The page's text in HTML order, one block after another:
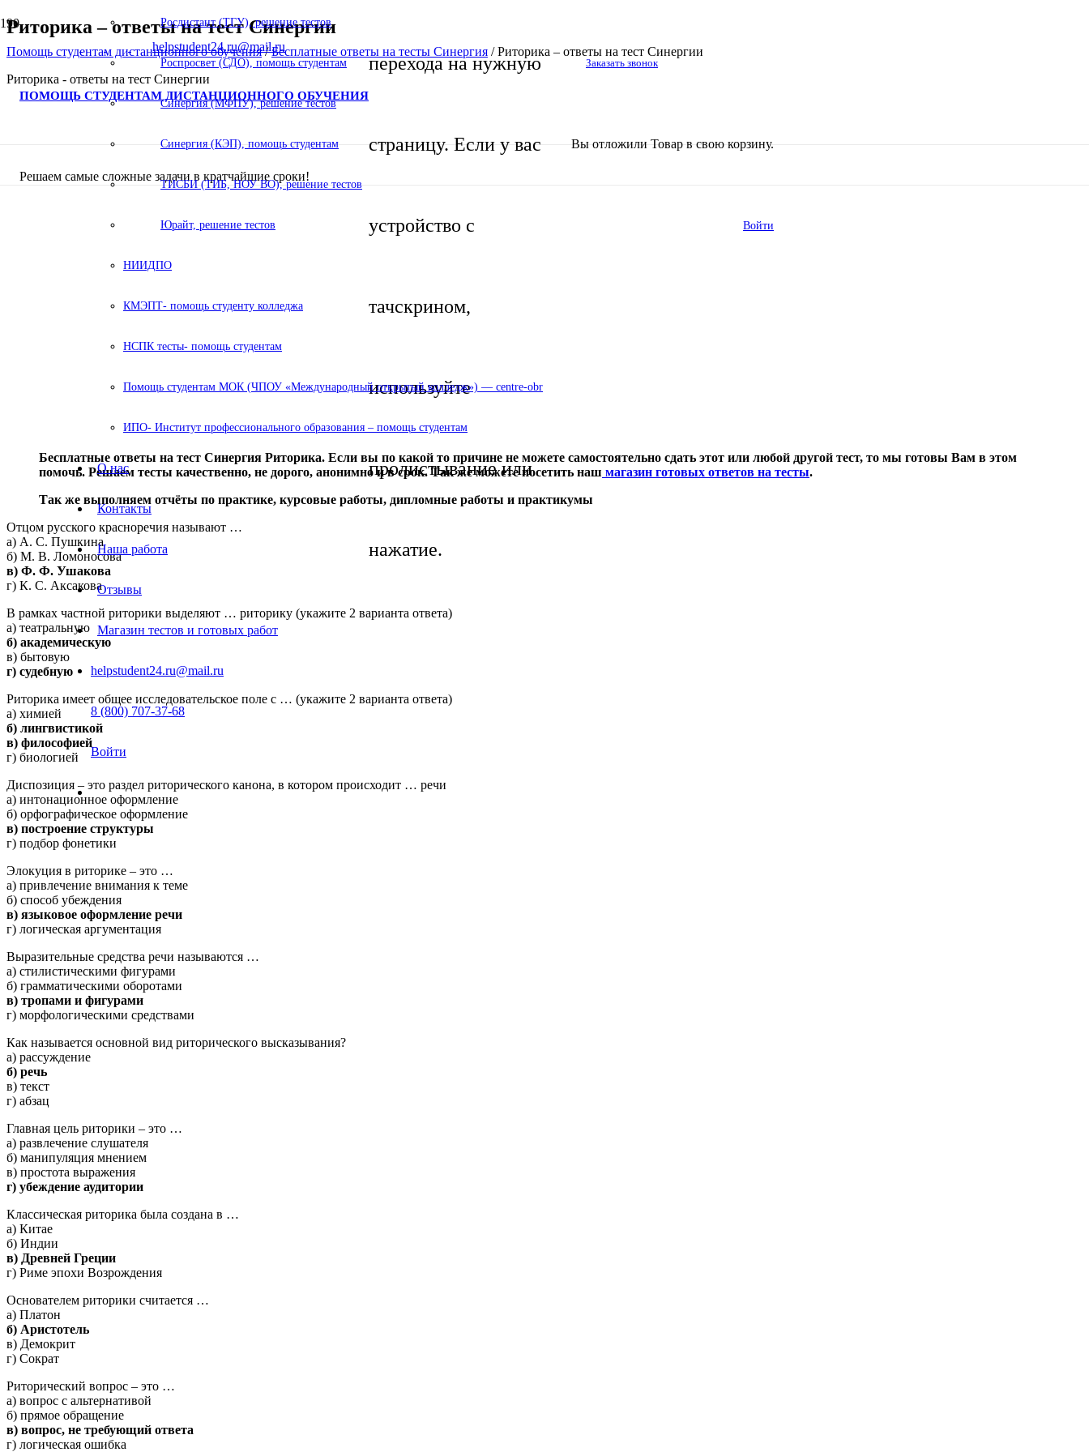
helpstudent24.ru@mail.ru
ПОМОЩЬ СТУДЕНТАМ ДИСТАНЦИОННОГО ОБУЧЕНИЯ
Решаем самые сложные задачи в кратчайшие сроки!
перехода на нужную
страницу. Если у вас
устройство с
тачскрином,
используйте
пролистывание или
нажатие.
Заказать звонок
Вы отложили Товар в свою корзину.
Войти
Росдистант (ТГУ), решение тестов
Роспросвет (СДО), помощь студентам
Синергия (МФПУ), решение тестов
Синергия (КЭП), помощь студентам
ТИСБИ (ТИБ, НОУ ВО), решение тестов
Юрайт, решение тестов
НИИДПО
КМЭПТ- помощь студенту колледжа
НСПК тесты- помощь студентам
Помощь студентам МОК (ЧПОУ «Международный открытый колледж») — centre-obr
ИПО- Институт профессионального образования – помощь студентам
О нас
Контакты
Наша работа
Отзывы
Магазин тестов и готовых работ
helpstudent24.ru@mail.ru
8 (800) 707-37-68
Войти
Риторика – ответы на тест Синергии
Помощь студентам дистанционного обучения/Бесплатные ответы на тесты Синергия /Риторика – ответы на тест Синергии
Риторика - ответы на тест Синергии
Бесплатные ответы на тест Синергия Риторика. Если вы по какой то причине не можете самостоятельно сдать этот или любой другой тест, то мы готовы Вам в этом
помочь. Решаем тесты качественно, не дорого, анонимно и в срок. Так же можете посетить наш магазин готовых ответов на тесты.
Так же выполняем отчёты по практике, курсовые работы, дипломные работы и практикумы
Отцом русского красноречия называют …
а) А. С. Пушкина
б) М. В. Ломоносова
в) Ф. Ф. Ушакова
г) К. С. Аксакова
В рамках частной риторики выделяют … риторику (укажите 2 варианта ответа)
а) театральную
б) академическую
в) бытовую
г) судебную
Риторика имеет общее исследовательское поле с … (укажите 2 варианта ответа)
а) химией
б) лингвистикой
в) философией
г) биологией
Диспозиция – это раздел риторического канона, в котором происходит … речи
а) интонационное оформление
б) орфографическое оформление
в) построение структуры
г) подбор фонетики
Элокуция в риторике – это …
а) привлечение внимания к теме
б) способ убеждения
в) языковое оформление речи
г) логическая аргументация
Выразительные средства речи называются …
а) стилистическими фигурами
б) грамматическими оборотами
в) тропами и фигурами
г) морфологическими средствами
Как называется основной вид риторического высказывания?
а) рассуждение
б) речь
в) текст
г) абзац
Главная цель риторики – это …
а) развлечение слушателя
б) манипуляция мнением
в) простота выражения
г) убеждение аудитории
Классическая риторика была создана в …
а) Китае
б) Индии
в) Древней Греции
г) Риме эпохи Возрождения
Основателем риторики считается …
а) Платон
б) Аристотель
в) Демокрит
г) Сократ
Риторический вопрос – это …
а) вопрос с альтернативой
б) прямое обращение
в) вопрос, не требующий ответа
г) логическая ошибка